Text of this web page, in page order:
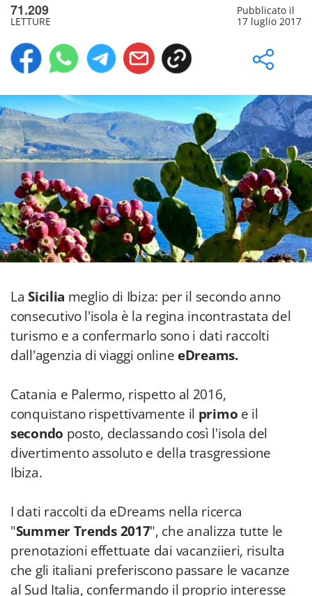
71.209
LETTURE
Pubblicato il
17 luglio 2017
LaSicilia meglio di Ibiza: per il secondo anno
consecutivo l'isola è la regina incontrastata del
turismo e a confermarlo sono i dati raccolti
dall'agenzia di viaggi online eDreams.
Catania e Palermo, rispetto al 2016,
conquistano rispettivamente il primo e il
secondo posto, declassando così l'isola del
divertimento assoluto e della trasgressione
Ibiza.
I dati raccolti da eDreams nella ricerca
"Summer Trends 2017", che analizza tutte le
prenotazioni effettuate dai vacanziieri, risulta
che gli italiani preferiscono passare le vacanze
al Sud Italia, confermando il proprio interesse